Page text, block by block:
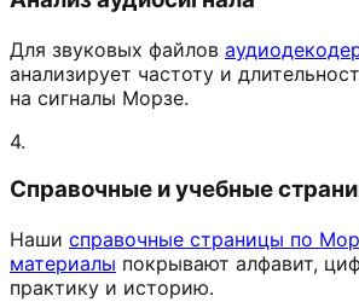
Для звуковых файлов
анализирует частоту и
на сигналы Морзе.
4.
Справочные и учебные
Наши справочные страницы по
материалы покрывают алфавит,
практику и историю.